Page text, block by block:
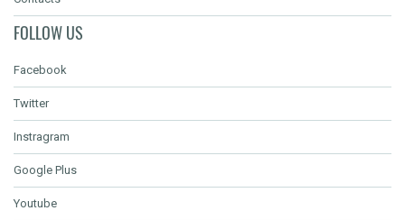
FOLLOW US
Facebook
Twitter
Instragram
Google Plus
Youtube